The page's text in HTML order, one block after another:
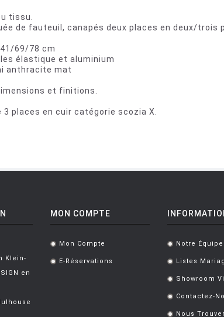
tissu.
de fauteuil, canapés deux places en deux/trois
69/78 cm
élastique et aluminium
anthracite mat
et finitions.
3 places en cuir catégorie scozia X.
Klein-
en
MON COMPTE
. Mon Compte
. E-Réservations
. Notre Équipe
. Listes
. Showroom
. Contactez-
Nous Trouver